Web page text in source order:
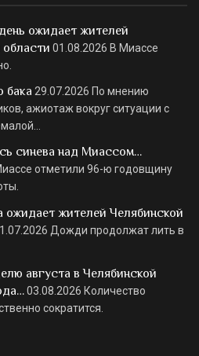
ожидает жителей
01.08.2026 В Миассе
бака 29.07.2026 По мнению
ажиотаж вокруг ситуации с
синева над Миассом…
отметили 96-ю годовщину
ожидает жителей Челябинской
Дожди продолжат лить в
августа в Челябинской
03.08.2026 Количество
сократится.